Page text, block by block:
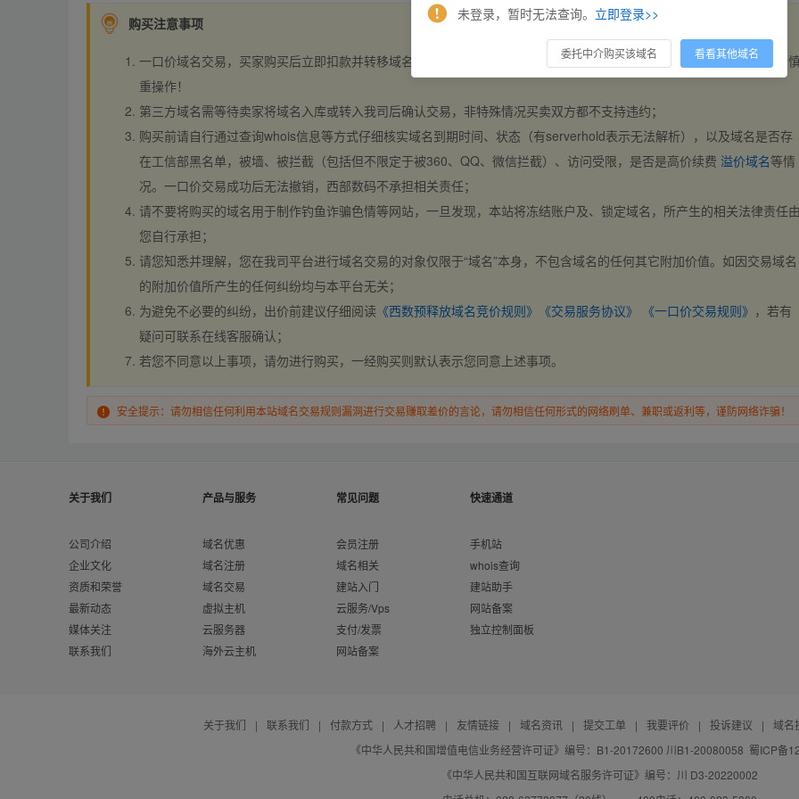
购买注意事项
一口价域名交易，买家购买后立即扣款并转移域名，交易自动完成。买卖双方都不支持违约，一旦出价不支持撤销，请
重操作！
第三方域名需等待卖家将域名入库或转入我司后确认交易，非特殊情况买卖双方都不支持违约；
购买前请自行通过查询whois信息等方式仔细核实域名到期时间、状态（有serverhold表示无法解析），以及域名是否存
在工信部黑名单，被墙、被拦截（包括但不限定于被360、QQ、微信拦截）、访问受限，是否是高价续费 溢价域名等情
况。一口价交易成功后无法撤销，西部数码不承担相关责任；
请不要将购买的域名用于制作钓鱼诈骗色情等网站，一旦发现，本站将冻结账户及、锁定域名，所产生的相关法律责任
您自行承担；
请您知悉并理解，您在我司平台进行域名交易的对象仅限于“域名”本身，不包含域名的任何其它附加价值。如因交易域名
的附加价值所产生的任何纠纷均与本平台无关；
为避免不必要的纠纷，出价前建议仔细阅读 《西数预释放域名竞价规则》 《交易服务协议》 《一口价交易规则》 ，若有
疑问可联系在线客服确认；
若您不同意以上事项，请勿进行购买，一经购买则默认表示您同意上述事项。
安全提示：请勿相信任何利用本站域名交易规则漏洞进行交易赚取差价的言论，请勿相信任何形式的网络刷单、兼职或返利等，谨防网络诈骗！
关于我们
公司介绍
企业文化
资质和荣誉
最新动态
媒体关注
联系我们
产品与服务
域名优惠
域名注册
域名交易
虚拟主机
云服务器
海外云主机
常见问题
会员注册
域名相关
建站入门
云服务/Vps
支付/发票
网站备案
快速通道
手机站
whois查询
建站助手
网站备案
独立控制面板
关于我们 | 联系我们 | 付款方式 | 人才招聘 | 友情链接 | 域名资讯 | 提交工单 | 我要评价 | 投诉建议 |
域名
《中华人民共和国增值电信业务经营许可证》编号：B1-20172600 川B1-20080058 蜀ICP备
《中华人民共和国互联网域名服务许可证》编号：川 D3-20220002
未登录，暂时无法查询。 立即登录>>
委托中介购买该域名 看看其他域名